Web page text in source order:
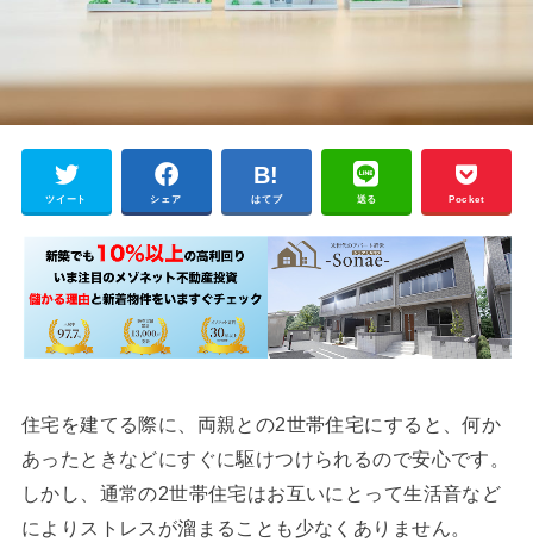
ツイート シェア はてブ 送る Pocket
住宅を建てる際に、両親との2世帯住宅にすると、何か
あったときなどにすぐに駆けつけられるので安心です。
しかし、通常の2世帯住宅はお互いにとって生活音など
によりストレスが溜まることも少なくありません。